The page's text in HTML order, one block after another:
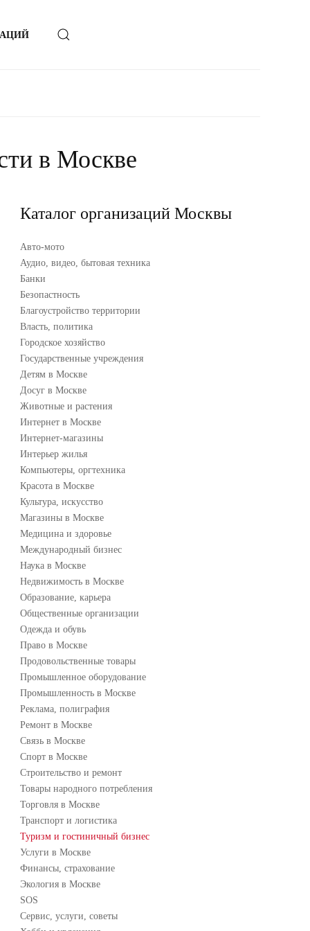
в Москве
Каталог организаций Москвы
Авто-мото
Аудио, видео, бытовая техника
Банки
Безопастность
Благоустройство территории
Власть, политика
Городское хозяйство
Государственные учреждения
Детям в Москве
Досуг в Москве
Животные и растения
Интернет в Москве
Интернет-магазины
Интерьер жилья
Компьютеры, оргтехника
Красота в Москве
Культура, искусство
Магазины в Москве
Медицина и здоровье
Международный бизнес
Наука в Москве
Недвижимость в Москве
Образование, карьера
Общественные организации
Одежда и обувь
Право в Москве
Продовольственные товары
Промышленное оборудование
Промышленность в Москве
Реклама, полиграфия
Ремонт в Москве
Связь в Москве
Спорт в Москве
Строительство и ремонт
Товары народного потребления
Торговля в Москве
Транспорт и логистика
Туризм и гостиничный бизнес
Услуги в Москве
Финансы, страхование
Экология в Москве
SOS
Сервис, услуги, советы